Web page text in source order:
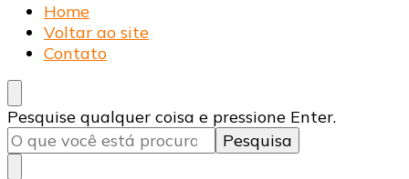
Blog Pratefio
Arames e Telas de Qualidade
Home
Voltar ao site
Contato
Procurando
algo?
Pesquise qualquer coisa e pressione Enter.